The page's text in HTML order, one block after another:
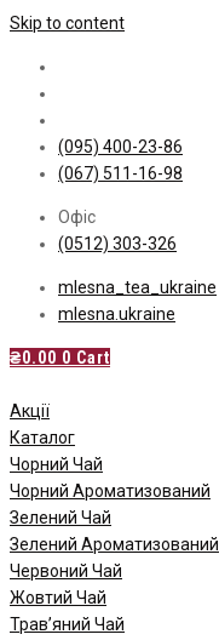
Skip to content
(095) 400-23-86
(067) 511-16-98
Офіс
(0512) 303-326
mlesna_tea_ukraine
mlesna.ukraine
₴0.00 0 Cart
Акції
Каталог
Чорний Чай
Чорний Ароматизований
Зелений Чай
Зелений Ароматизований
Червоний Чай
Жовтий Чай
Трав’яний Чай